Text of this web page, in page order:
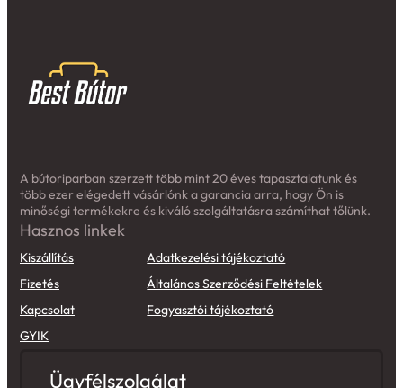
A bútoriparban szerzett több mint 20 éves tapasztalatunk és
több ezer elégedett vásárlónk a garancia arra, hogy Ön is
minőségi termékekre és kiváló szolgáltatásra számíthat tőlünk.
Hasznos linkek
Kiszállítás
Fizetés
Kapcsolat
GYIK
Adatkezelési tájékoztató
Általános Szerződési Feltételek
Fogyasztói tájékoztató
Ügyfélszolgálat